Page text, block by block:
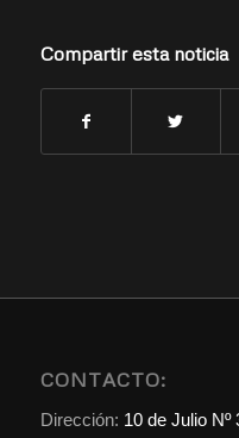
Compartir esta noticia
CONTACTO:
Dirección: 10 de Julio